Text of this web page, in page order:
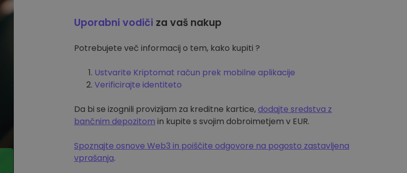
Uporabni vodiči za vaš nakup
Potrebujete več informacij o tem, kako kupiti ?
Ustvarite Kriptomat račun prek mobilne aplikacije
Verificirajte identiteto
Da bi se izognili provizijam za kreditne kartice,dodajte sredstva z
bančnim depozitom in kupite s svojim dobroimetjem v EUR.
Spoznajte osnove Web3 in poiščite odgovore na pogosto zastavljena
vprašanja.